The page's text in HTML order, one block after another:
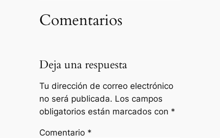
Comentarios
Deja una respuesta
Tu dirección de correo electrónico
no será publicada. Los campos
obligatorios están marcados con *
Comentario *